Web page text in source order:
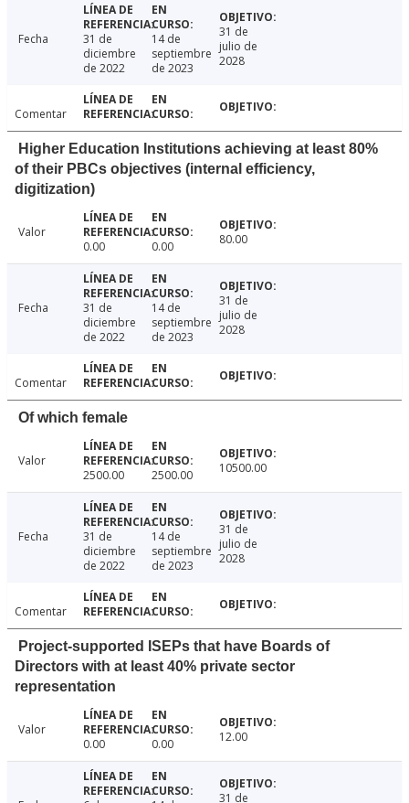
Fecha
31 de
diciembre
de 2022
14 de
septiembre
de 2023
31 de
julio de
2028
Comentar
Higher Education Institutions achieving at least 80%
of their PBCs objectives (internal efficiency,
digitization)
Valor
0.00
0.00 80.00
Fecha
31 de
diciembre
de 2022
14 de
septiembre
de 2023
31 de
julio de
2028
Comentar
Of which female
Valor
2500.00
2500.00 10500.00
Fecha
31 de
diciembre
de 2022
14 de
septiembre
de 2023
31 de
julio de
2028
Comentar
Project-supported ISEPs that have Boards of
Directors with at least 40% private sector
representation
Valor
0.00
0.00 12.00
31 de